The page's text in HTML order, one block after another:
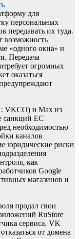
для
персональных
передавать их туда.
возможность
«одного окна» и
Передача
огромных
оказаться
VKCO) и Max из
санкций ЕС
необходимостью
каналов
юридические риски
как
Google
магазинов и
продал свои
RuStore
сервиса. VK
от домена